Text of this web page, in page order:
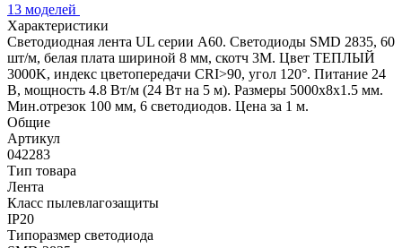
13 моделей
Характеристики
Светодиодная лента UL серии A60. Светодиоды SMD 2835, 60
шт/м, белая плата шириной 8 мм, скотч 3M. Цвет ТЕПЛЫЙ
3000K, индекс цветопередачи CRI>90, угол 120°. Питание 24
В, мощность 4.8 Вт/м (24 Вт на 5 м). Размеры 5000x8x1.5 мм.
Мин.отрезок 100 мм, 6 светодиодов. Цена за 1 м.
Общие
Артикул
042283
Тип товара
Лента
Класс пылевлагозащиты
IP20
Типоразмер светодиода